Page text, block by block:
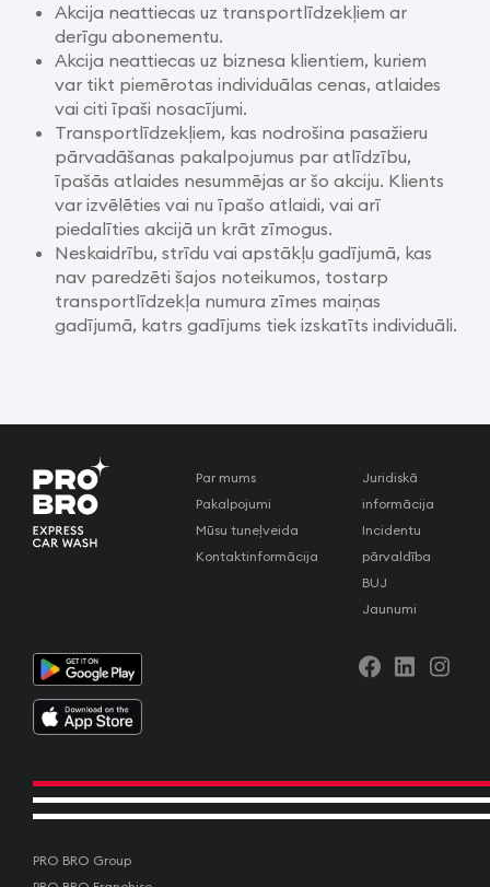
Akcija neattiecas uz transportlīdzekļiem ar
derīgu abonementu.
Akcija neattiecas uz biznesa klientiem, kuriem
var tikt piemērotas individuālas cenas, atlaides
vai citi īpaši nosacījumi.
Transportlīdzekļiem, kas nodrošina pasažieru
pārvadāšanas pakalpojumus par atlīdzību,
īpašās atlaides nesummējas ar šo akciju. Klients
var izvēlēties vai nu īpašo atlaidi, vai arī
piedalīties akcijā un krāt zīmogus.
Neskaidrību, strīdu vai apstākļu gadījumā, kas
nav paredzēti šajos noteikumos, tostarp
transportlīdzekļa numura zīmes maiņas
gadījumā, katrs gadījums tiek izskatīts individuāli.
Par mums
Pakalpojumi
Mūsu tuneļveida
Kontaktinformācija
Juridiskā
informācija
Incidentu
pārvaldība
BUJ
Jaunumi
PRO BRO Group